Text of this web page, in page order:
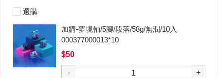
選購
加購-夢境軸/5腳/段落/58g/無潤/10入
000377000013*10
$50
- +